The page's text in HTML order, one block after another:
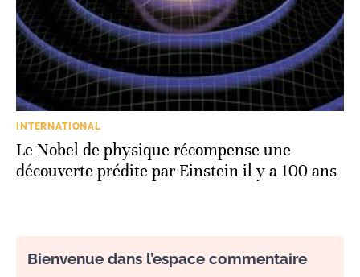
INTERNATIONAL
Le Nobel de physique récompense une
découverte prédite par Einstein il y a 100 ans
Bienvenue dans l’espace commentaire